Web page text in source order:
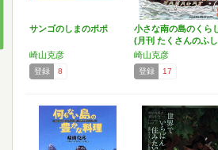
サンゴのしまのポポ
崎山克彦
登録 8
小さな南の島のくら
(月刊 たくさんのふ
崎山克彦
登録 17